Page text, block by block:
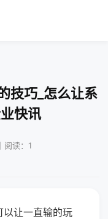
技巧_怎么让系
快讯
读：1
以让一直输的玩